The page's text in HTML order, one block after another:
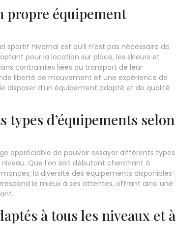
propre équipement
hivernal est qu’il n’est pas nécessaire de
pour la location sur place, les skieurs et
contraintes liées au transport de leur
liberté de mouvement et une expérience de
disposer d’un équipement adapté et de qualité
types d’équipements selon
appréciable de pouvoir essayer différents types
Que l’on soit débutant cherchant à
la diversité des équipements disponibles
le mieux à ses attentes, offrant ainsi une
à tous les niveaux et à